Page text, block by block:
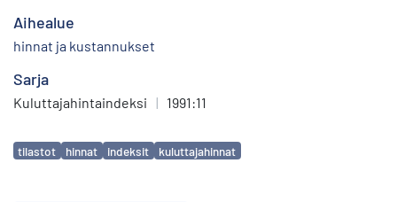
Aihealue
hinnat ja kustannukset
Sarja
Kuluttajahintaindeksi | 1991:11
Avainsanat
tilastot hinnat indeksit kuluttajahinnat